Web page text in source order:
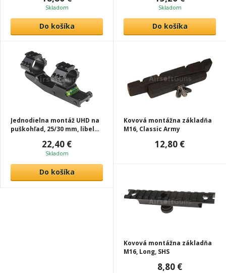
Skladom
Do košíka
Skladom
Do košíka
Jednodielna montáž UHD na
puškohľad, 25/30 mm, libela,
22,40 €
Skladom
Do košíka
Kovová montážna základňa
M16, Classic Army
12,80 €
Kovová montážna základňa
M16, Long, SHS
8,80 €